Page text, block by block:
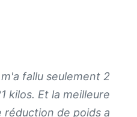
fallu seulement 2
kilos. Et la meilleure
de poids a